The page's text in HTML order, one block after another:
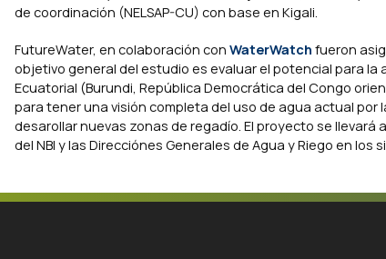
de coordinación (NELSAP-CU) con base en Kigali.
FutureWater, en colaboración con WaterWatch fueron
objetivo general del estudio es evaluar el potencial para la
Ecuatorial (Burundi, República Democrática del Congo
para tener una visión completa del uso de agua actual
desarollar nuevas zonas de regadío. El proyecto se llevará
del NBI y las Direcciónes Generales de Agua y Riego en los